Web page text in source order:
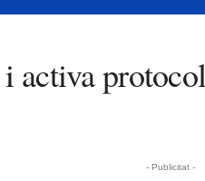
activa
- Publicitat -